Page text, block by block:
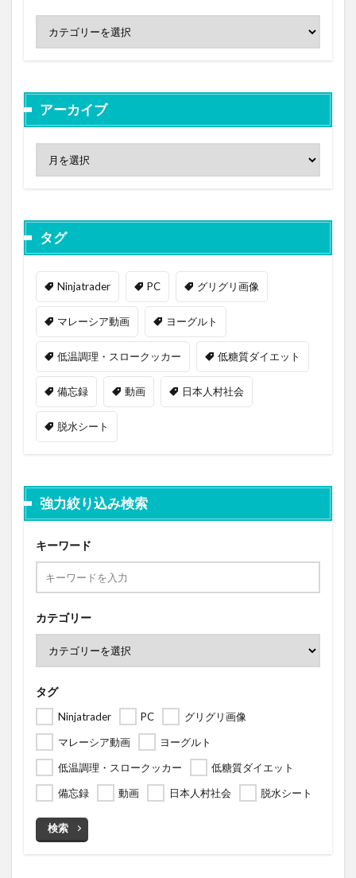
アーカイブ
タグ
Ninjatrader PC グリグリ画像
マレーシア動画 ヨーグルト
低温調理・スロークッカー 低糖質ダイエット
備忘録 動画 日本人村社会
脱水シート
強力絞り込み検索
キーワード
カテゴリー
タグ
Ninjatrader PC
グリグリ画像
マレーシア動画
ヨーグルト
低温調理・スロークッカー
低糖質ダイエット
備忘録
動画 日本人村社会 脱水シート
検索